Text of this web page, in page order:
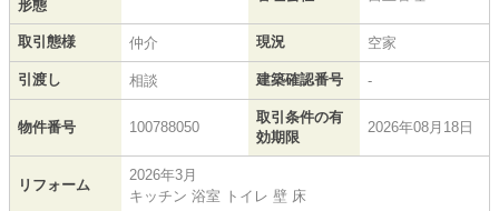
形態
取引態様 仲介 現況 空家
引渡し 相談 建築確認番号 -
物件番号 100788050
取引条件の有
効期限
2026年08月18日
リフォーム
2026年3月
キッチン 浴室 トイレ 壁 床